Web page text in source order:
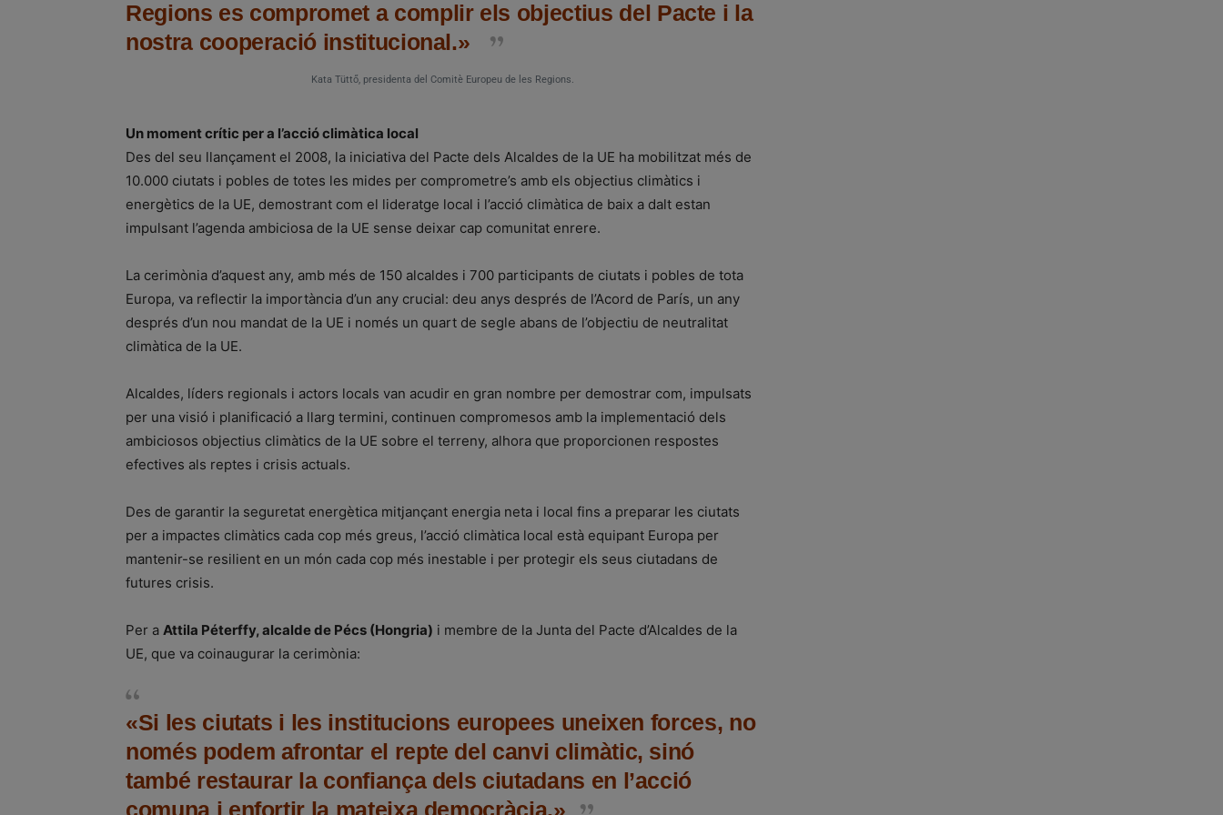
Regions es compromet a complir els objectius del Pacte i la
nostra cooperació institucional.»
Kata Tüttő, presidenta del Comitè Europeu de les Regions.
Un moment crític per a l’acció climàtica local
Des del seu llançament el 2008, la iniciativa del Pacte dels Alcaldes de la UE ha mobilitzat més de
10.000 ciutats i pobles de totes les mides per comprometre’s amb els objectius climàtics i
energètics de la UE, demostrant com el lideratge local i l’acció climàtica de baix a dalt estan
impulsant l’agenda ambiciosa de la UE sense deixar cap comunitat enrere.
La cerimònia d’aquest any, amb més de 150 alcaldes i 700 participants de ciutats i pobles de tota
Europa, va reflectir la importància d’un any crucial: deu anys després de l’Acord de París, un any
després d’un nou mandat de la UE i només un quart de segle abans de l’objectiu de neutralitat
climàtica de la UE.
Alcaldes, líders regionals i actors locals van acudir en gran nombre per demostrar com, impulsats
per una visió i planificació a llarg termini, continuen compromesos amb la implementació dels
ambiciosos objectius climàtics de la UE sobre el terreny, alhora que proporcionen respostes
efectives als reptes i crisis actuals.
Des de garantir la seguretat energètica mitjançant energia neta i local fins a preparar les ciutats
per a impactes climàtics cada cop més greus, l’acció climàtica local està equipant Europa per
mantenir-se resilient en un món cada cop més inestable i per protegir els seus ciutadans de
futures crisis.
Per a Attila Péterffy, alcalde de Pécs (Hongria) i membre de la Junta del Pacte d’Alcaldes de la
UE, que va coinaugurar la cerimònia:
«Si les ciutats i les institucions europees uneixen forces, no
només podem afrontar el repte del canvi climàtic, sinó
també restaurar la confiança dels ciutadans en l’acció
comuna i enfortir la mateixa democràcia.»